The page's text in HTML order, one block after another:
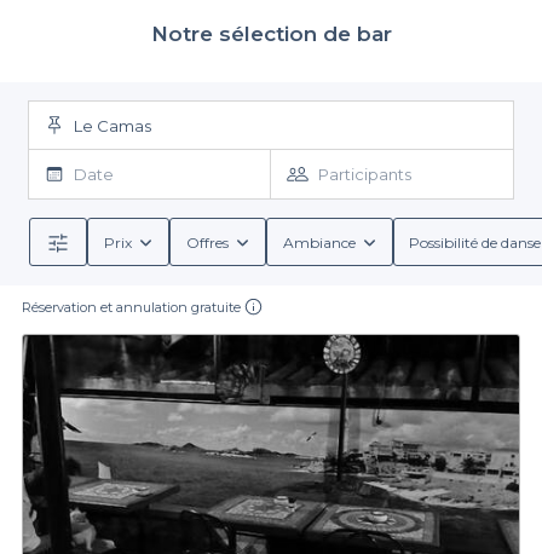
Notre sélection de bar
Le Camas
Date Participants
Prix Offres Ambiance Possibilité de
Réservation et annulation gratuite